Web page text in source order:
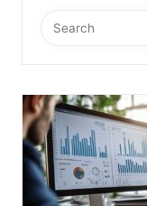
publications